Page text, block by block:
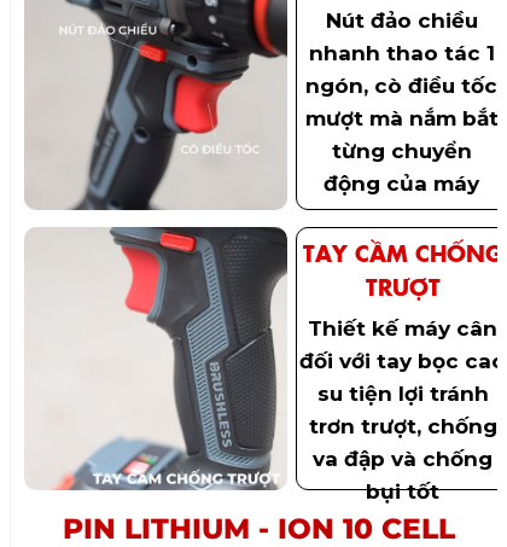
Nút đảo chiều
nhanh thao tác 1
ngón, cò điều tốc
mượt mà nắm bắt
từng chuyển
động của máy
Thiết kế máy cân
đối với tay bọc cao
su tiện lợi tránh
trơn trượt, chống
va đập và chống
bụi tốt
TAY CẦM CHỐNG
TRƯỢT
PIN LITHIUM - ION 10 CELL